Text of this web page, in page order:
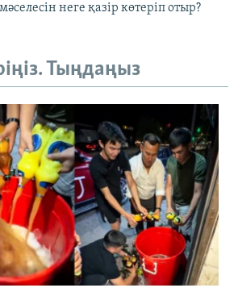
неге қазір көтеріп отыр?
Тыңдаңыз